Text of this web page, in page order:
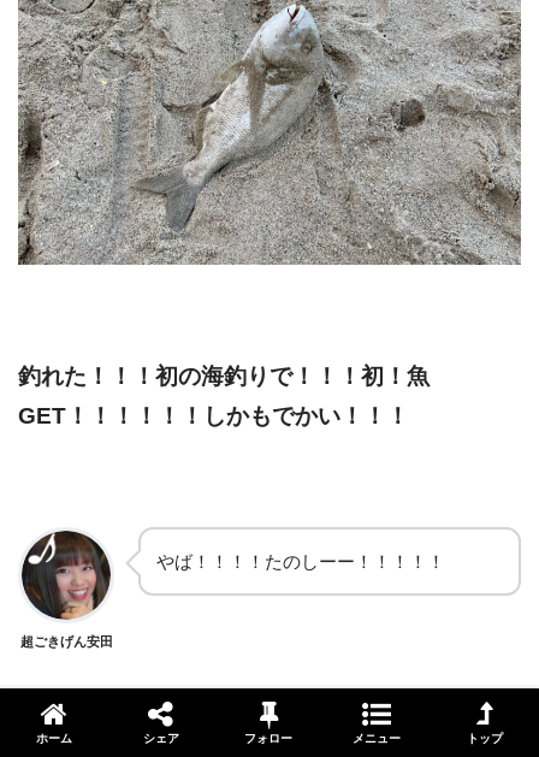
釣れた！！！初の海釣りで！！！初！魚
GET！！！！！！しかもでかい！！！
超ごきげん安田
やば！！！！たのしーー！！！！！
ホーム シェア フォロー メニュー トップ